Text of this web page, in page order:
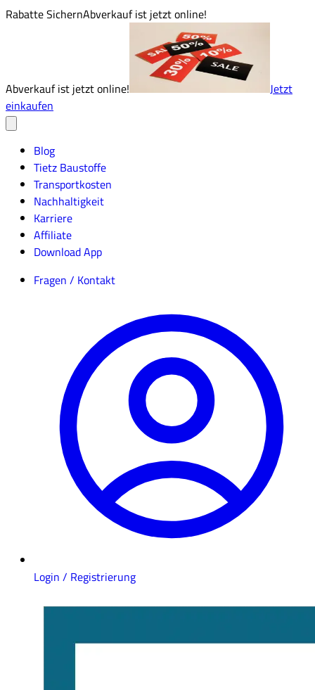
Rabatte SichernAbverkauf ist jetzt online!
Abverkauf ist jetzt online!
Jetzt
einkaufen
Blog
Tietz Baustoffe
Transportkosten
Nachhaltigkeit
Karriere
Affiliate
Download App
Fragen / Kontakt
Login / Registrierung